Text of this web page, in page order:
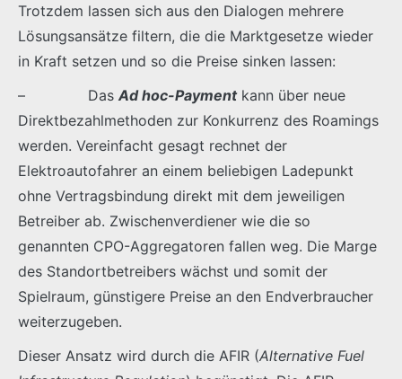
Trotzdem lassen sich aus den Dialogen mehrere
Lösungsansätze filtern, die die Marktgesetze wieder
in Kraft setzen und so die Preise sinken lassen:
– Das Ad hoc-Paymentkann über neue
Direktbezahlmethoden zur Konkurrenz des Roamings
werden. Vereinfacht gesagt rechnet der
Elektroautofahrer an einem beliebigen Ladepunkt
ohne Vertragsbindung direkt mit dem jeweiligen
Betreiber ab. Zwischenverdiener wie die so
genannten CPO-Aggregatoren fallen weg. Die Marge
des Standortbetreibers wächst und somit der
Spielraum, günstigere Preise an den Endverbraucher
weiterzugeben.
Dieser Ansatz wird durch die AFIR (Alternative Fuel